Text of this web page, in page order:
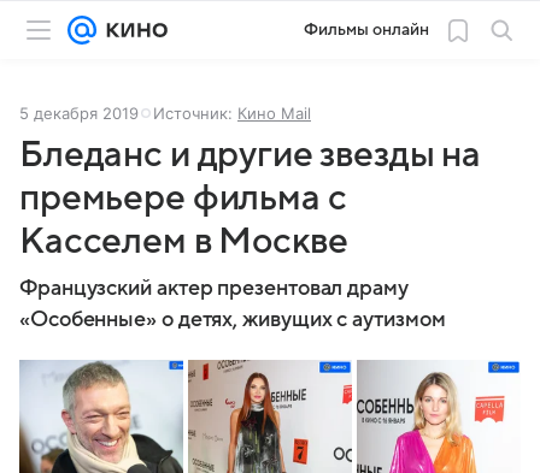
Фильмы онлайн
5 декабря 2019 Источник: Кино Mail
Бледанс и другие звезды на
премьере фильма с
Касселем в Москве
Французский актер презентовал драму
«Особенные» о детях, живущих с аутизмом